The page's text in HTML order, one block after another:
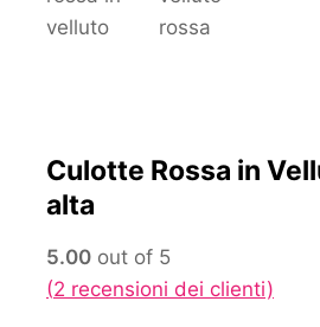
Culotte Rossa in
alta
5.00 out of 5
(2 recensioni dei clienti)